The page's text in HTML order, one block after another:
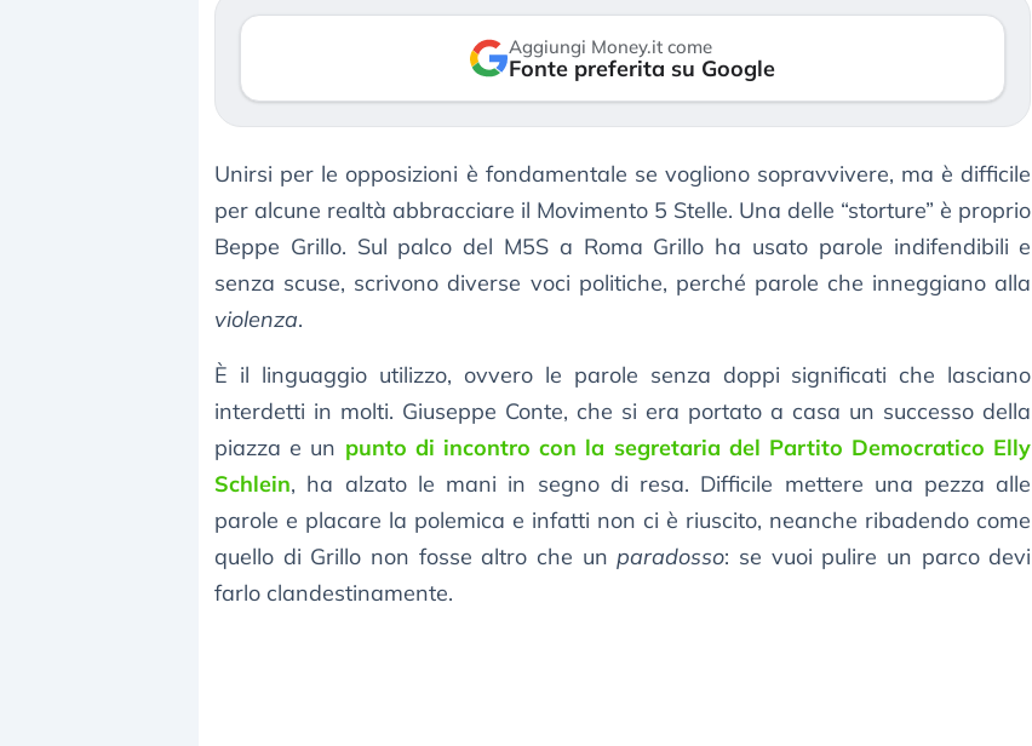
Aggiungi Money.it come
Fonte preferita su Google
Unirsi per le opposizioni è fondamentale se vogliono sopravvivere, ma è difficile
per alcune realtà abbracciare il Movimento 5 Stelle. Una delle “storture” è proprio
Beppe Grillo. Sul palco del M5S a Roma Grillo ha usato parole indifendibili e
senza scuse, scrivono diverse voci politiche, perché parole che inneggiano alla
violenza.
È il linguaggio utilizzo, ovvero le parole senza doppi significati che lasciano
interdetti in molti. Giuseppe Conte, che si era portato a casa un successo della
piazza e un punto di incontro con la segretaria del Partito Democratico Elly
Schlein, ha alzato le mani in segno di resa. Difficile mettere una pezza alle
parole e placare la polemica e infatti non ci è riuscito, neanche ribadendo come
quello di Grillo non fosse altro che unparadosso: se vuoi pulire un parco devi
farlo clandestinamente.
reale. (…)
24 luglio 2026